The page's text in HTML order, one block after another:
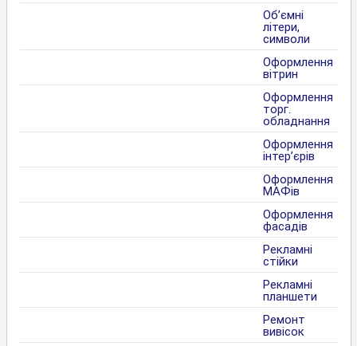
Об’ємні
літери,
символи
Оформлення
вітрин
Оформлення
торг.
обладнання
Оформлення
інтер’єрів
Оформлення
МАФів
Оформлення
фасадів
Рекламні
стійки
Рекламні
планшети
Ремонт
вивісок